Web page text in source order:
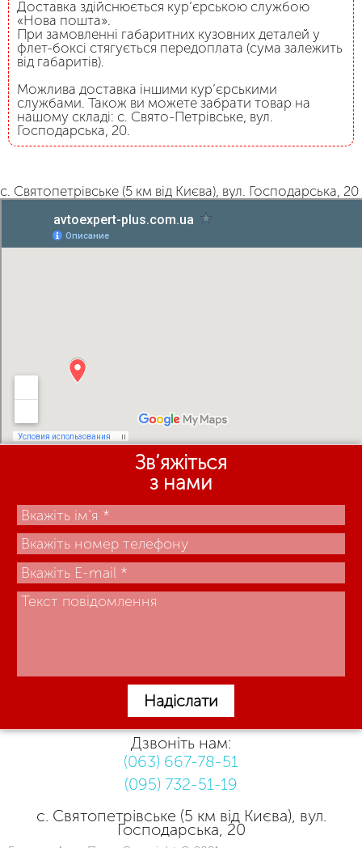
Доставка здійснюється кур’єрською службою
«Нова пошта».
При замовленні габаритних кузовних деталей у
флет-боксі стягується передоплата (сума залежить
від габаритів).
Можлива доставка іншими кур’єрськими
службами. Також ви можете забрати товар на
нашому складі: с. Свято-Петрівське, вул.
Господарська, 20.
с. Святопетрівське (5 км від Києва), вул. Господарська, 20
Зв’яжіться
з нами
Надіслати
Дзвоніть нам:
(063) 667-78-51
(095) 732-51-19
с. Святопетрівське (5 км від Києва), вул.
Господарська, 20